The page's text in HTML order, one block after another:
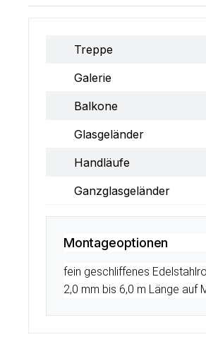
Treppe
Galerie
Balkone
Glasgeländer
Handläufe
Ganzglasgeländer
Montageoptionen
fein geschliffenes
2,0 mm bis 6,0 m Länge auf